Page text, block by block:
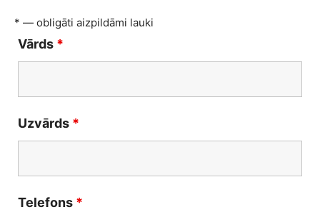
* — obligāti aizpildāmi lauki
Vārds *
Uzvārds *
Telefons *